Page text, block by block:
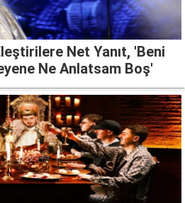
Net Yanıt, 'Beni
Ne Anlatsam Boş'